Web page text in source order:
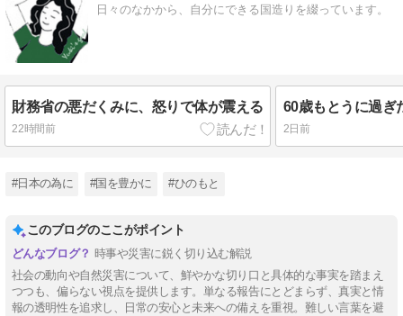
日々のなかから、自分にできる国造りを綴っています。
財務省の悪だくみに、怒りで体が震える
22時間前 2日前
#日本の為に #国を豊かに #ひのもと
このブログのここがポイント
時事や災害に鋭く切り込む解説
社会の動向や自然災害について、鮮やかな切り口と具体的な事実を踏まえ
つつも、偏らない視点を提供します。単なる報告にとどまらず、真実と情
報の透明性を追求し、日常の安心と未来への備えを重視。難しい言葉を避